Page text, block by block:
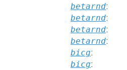
betarnd:
betarnd:
betarnd:
betarnd:
bicg:
bicg: